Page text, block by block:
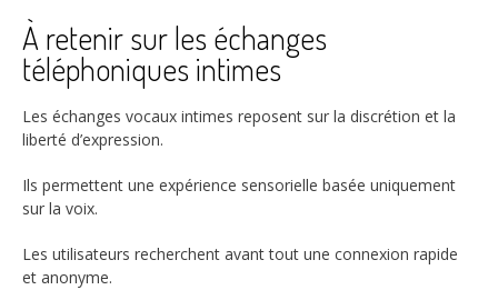
À retenir sur les échanges
téléphoniques intimes
Les échanges vocaux intimes reposent sur la discrétion et la
liberté d’expression.
Ils permettent une expérience sensorielle basée uniquement
sur la voix.
Les utilisateurs recherchent avant tout une connexion rapide
et anonyme.